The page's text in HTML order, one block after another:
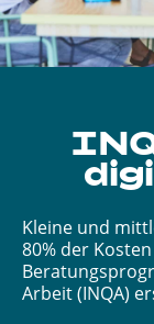
Kleine und
80% der
Arbeit (INQA)